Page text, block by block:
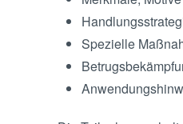
Spezielle